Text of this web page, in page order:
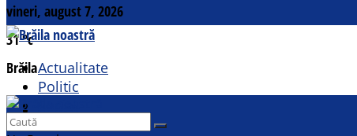
vineri, august 7, 2026
31°c
Brăila
Contact
Actualitate
Politic